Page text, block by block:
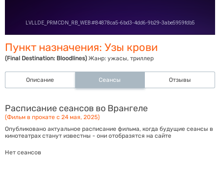
Пункт назначения: Узы крови
(Final Destination: Bloodlines) Жанр: ужасы, триллер
Описание Сеансы Отзывы
Расписание сеансов во Врангеле
(Фильм в прокате с 24 мая, 2025)
Опубликовано актуальное расписание фильма, когда будущие сеансы в
кинотеатрах станут известны - они отобразятся на сайте
Нет сеансов